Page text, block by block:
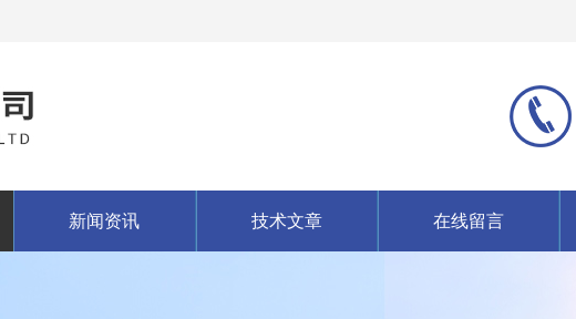
新闻资讯 技术文章 在线留言